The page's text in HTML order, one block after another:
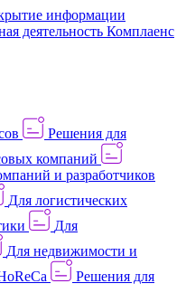
информации
деятельность Комплаенс
Решения для
компаний
и разработчиков
Для логистических
Для
Для недвижимости и
Решения для